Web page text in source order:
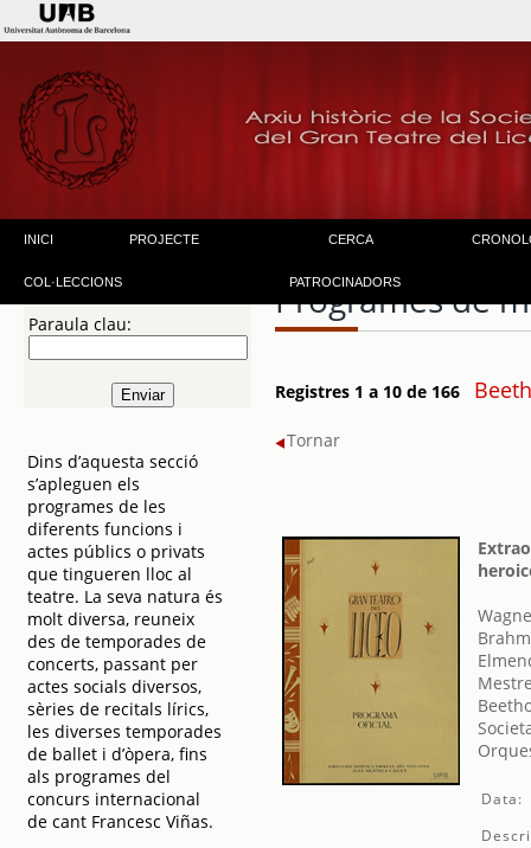
INICI PROJECTE CERCA
COL·LECCIONS PATROCINADORS
Paraula clau:
Dins d’aquesta secció
s’apleguen els
programes de les
diferents funcions i
actes públics o privats
que tingueren lloc al
teatre. La seva natura és
molt diversa, reuneix
des de temporades de
concerts, passant per
actes socials diversos,
sèries de recitals lírics,
les diverses temporades
de ballet i d’òpera, fins
als programes del
concurs internacional
de cant Francesc Viñas.
Programes de
Registres 1 a 10 de 166
Tornar
Data: